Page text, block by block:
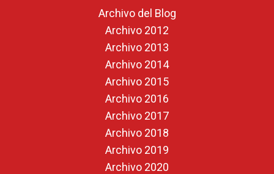
Archivo del Blog
Archivo 2012
Archivo 2013
Archivo 2014
Archivo 2015
Archivo 2016
Archivo 2017
Archivo 2018
Archivo 2019
Archivo 2020